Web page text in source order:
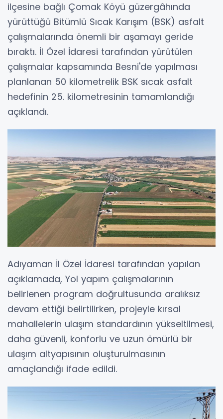
ilçesine bağlı Çomak Köyü güzergâhında
yürüttüğü Bitümlü Sıcak Karışım (BSK) asfalt
çalışmalarında önemli bir aşamayı geride
bıraktı. İl Özel İdaresi tarafından yürütülen
çalışmalar kapsamında Besni'de yapılması
planlanan 50 kilometrelik BSK sıcak asfalt
hedefinin 25. kilometresinin tamamlandığı
açıklandı.
Adıyaman İl Özel İdaresi tarafından yapılan
açıklamada, Yol yapım çalışmalarının
belirlenen program doğrultusunda aralıksız
devam ettiği belirtilirken, projeyle kırsal
mahallelerin ulaşım standardının yükseltilmesi,
daha güvenli, konforlu ve uzun ömürlü bir
ulaşım altyapısının oluşturulmasının
amaçlandığı ifade edildi.